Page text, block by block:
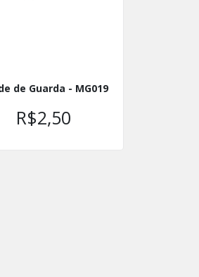
de Guarda - MG019
R$2,50